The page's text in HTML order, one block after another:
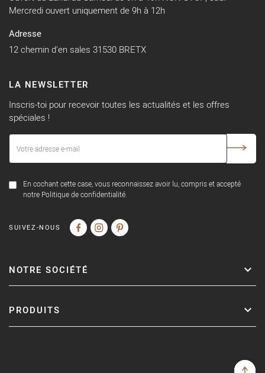
Mercredi ouvert uniquement de 9h à 12h
Adresse
12 chemin d'en sales 31530 BRETX
LA NEWSLETTER
Inscris-toi pour recevoir toutes les actualités et les offres
spéciales !
En cochant cette case, vous reconnaissez avoir lu, compris et accepté
notre Politique de confidentialité.
SUIVEZ-NOUS
NOTRE SOCIÉTÉ
PRODUITS